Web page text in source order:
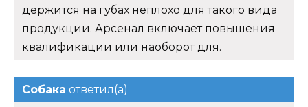
держится на губах неплохо для такого вида
продукции. Арсенал включает повышения
квалификации или наоборот для.
Собака ответил(а)